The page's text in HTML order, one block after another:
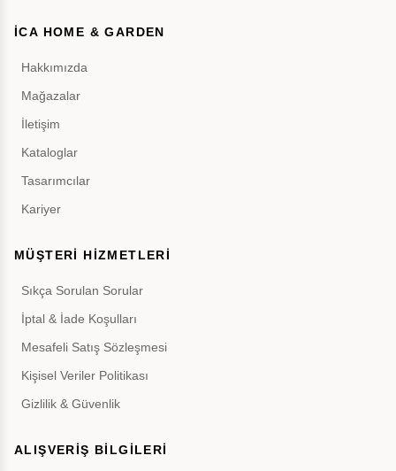
İCA HOME & GARDEN
Hakkımızda
Mağazalar
İletişim
Kataloglar
Tasarımcılar
Kariyer
MÜŞTERİ HİZMETLERİ
Sıkça Sorulan Sorular
İptal & İade Koşulları
Mesafeli Satış Sözleşmesi
Kişisel Veriler Politikası
Gizlilik & Güvenlik
ALIŞVERİŞ BİLGİLERİ